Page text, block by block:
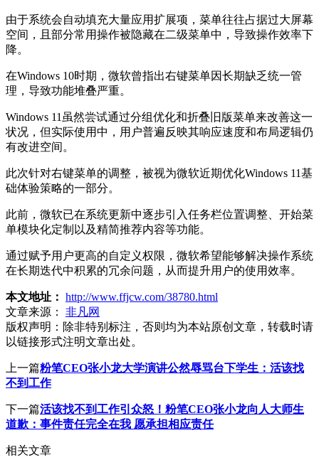
由于系统会自动填充大量应用扩展项，菜单往往占据过大屏幕
空间，且部分常用操作被隐藏在二级菜单中，导致操作效率下
降。
在Windows 10时期，微软曾指出右键菜单因长期缺乏统一管
理，导致功能堆叠严重。
Windows 11虽然尝试通过分组优化和折叠旧版菜单来改善这一
状况，但实际使用中，用户普遍反映其响应速度和布局逻辑仍
有改进空间。
此次针对右键菜单的调整，被视为微软近期优化Windows 11基
础体验策略的一部分。
此前，微软已在系统更新中逐步引入任务栏位置调整、开始菜
单模块化定制以及精简推荐内容等功能。
通过赋予用户更高的自定义权限，微软希望能够解决操作系统
在长期迭代中积累的冗余问题，从而提升用户的使用效率。
本文地址： http://www.ffjcw.com/38780.html
文章来源：
非凡网
版权声明： 除非特别标注，否则均为本站原创文章，转载时请
以链接形式注明文章出处。
上一篇粉笔CEO张小龙大学演讲公然辱骂台下学生：活该找
不到工作
下一篇活该找不到工作引众怒！粉笔CEO张小龙向人大师生
道歉：事件责任完全在我 愿承担相应责任
相关文章